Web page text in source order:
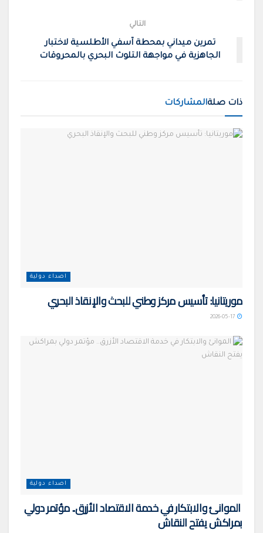
التالي
تمرين ميداني بمحطة آسفي الأطلسية لاختبار
الجاهزية في مواجهة التلوث البحري بالمحروقات
ذات صلةالمشاركات
اصداء دولية
موريتانيا: تأسيس مركز وطني للبحث والإنقاذ البحري
اصداء دولية
الموانئ والابتكار في خدمة الاقتصاد الأزرق.. مؤتمر دولي
بمراكش يفتح النقاش